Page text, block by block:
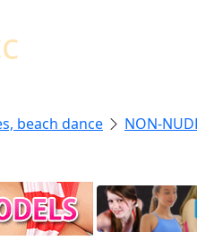
beach dance NON-